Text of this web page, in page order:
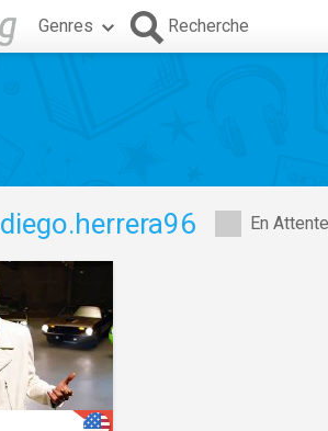
Genres Recherche
En
diego.herrera96